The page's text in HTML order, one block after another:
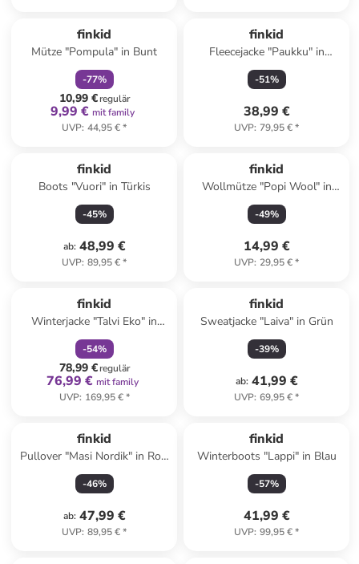
finkid
Mütze "Pompula" in Bunt
-77%
10,99 €regulär
9,99 € mit family
UVP: 44,95 €*
finkid
Fleecejacke "Paukku" in
Dunkelblau
-51%
38,99 €
UVP: 79,95 €*
finkid
Boots "Vuori" in Türkis
-45%
ab: 48,99 €
UVP: 89,95 €*
finkid
Wollmütze "Popi Wool" in
Hellbraun
-49%
14,99 €
UVP: 29,95 €*
finkid
Winterjacke "Talvi Eko" in
Rosa
-54%
78,99 €regulär
76,99 € mit family
UVP: 169,95 €*
finkid
Sweatjacke "Laiva" in Grün
-39%
ab: 41,99 €
UVP: 69,95 €*
finkid
Pullover "Masi Nordik" in Rot/
Weiß
-46%
ab: 47,99 €
UVP: 89,95 €*
finkid
Winterboots "Lappi" in Blau
-57%
41,99 €
UVP: 99,95 €*